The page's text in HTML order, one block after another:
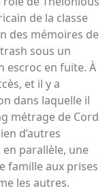
de la classe
des mémoires de
sous un
escroc en fuite. À
et il y a
dans laquelle il
métrage de Cord
d’autres
parallèle, une
famille aux prises
les autres.